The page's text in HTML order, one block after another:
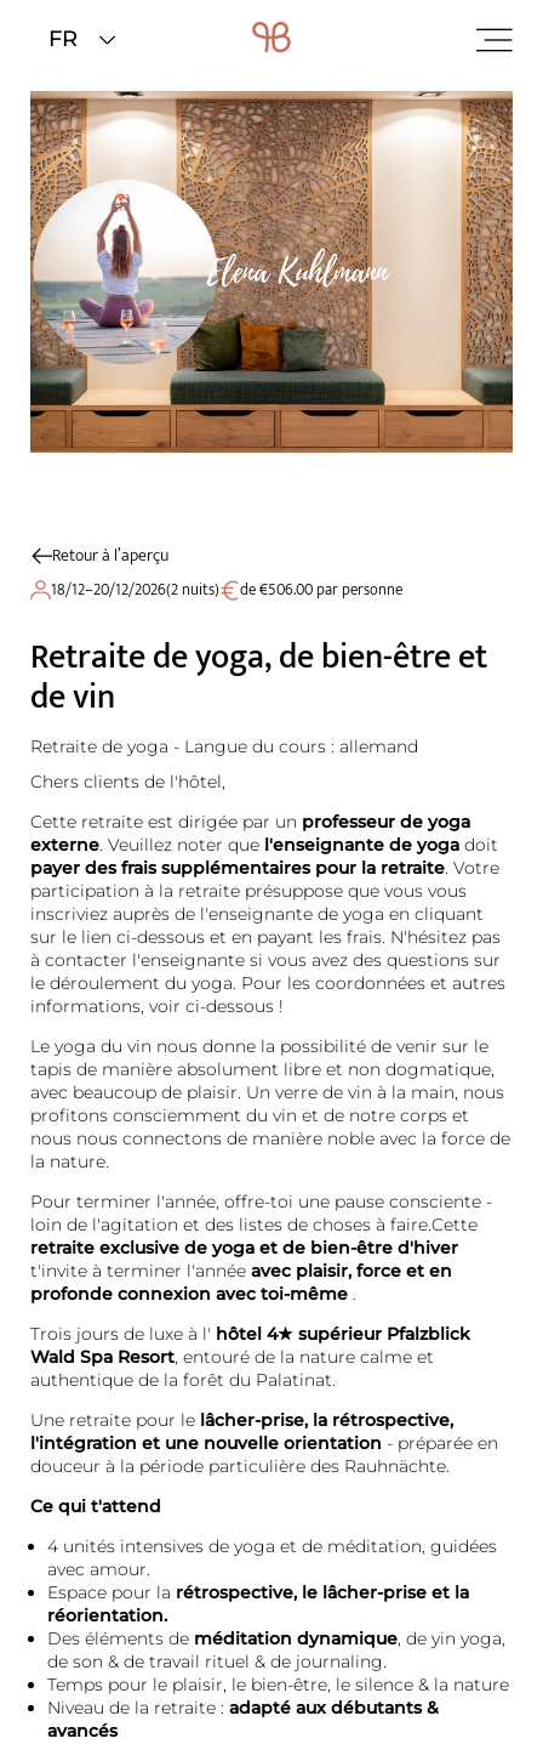
Home Chambres et tarifs >Offres
Retour à l’aperçu
18/12–20/12/2026(2 nuits) de €506.00 par personne
Retraite de yoga, de bien-être et
de vin
Retraite de yoga - Langue du cours : allemand
Chers clients de l'hôtel,
Cette retraite est dirigée par un professeur de yoga
externe. Veuillez noter que l'enseignante de yoga doit
payer des frais supplémentaires pour la retraite. Votre
participation à la retraite présuppose que vous vous
inscriviez auprès de l'enseignante de yoga en cliquant
sur le lien ci-dessous et en payant les frais. N'hésitez pas
à contacter l'enseignante si vous avez des questions sur
le déroulement du yoga. Pour les coordonnées et autres
informations, voir ci-dessous !
Le yoga du vin nous donne la possibilité de venir sur le
tapis de manière absolument libre et non dogmatique,
avec beaucoup de plaisir. Un verre de vin à la main, nous
profitons consciemment du vin et de notre corps et
nous nous connectons de manière noble avec la force de
la nature.
Pour terminer l'année, offre-toi une pause consciente -
loin de l'agitation et des listes de choses à faire.Cette
retraite exclusive de yoga et de bien-être d'hiver
t'invite à terminer l'année avec plaisir, force et en
profonde connexion avec toi-même .
Trois jours de luxe à l' hôtel 4★ supérieur Pfalzblick
Wald Spa Resort, entouré de la nature calme et
authentique de la forêt du Palatinat.
Une retraite pour le lâcher-prise, la rétrospective,
l'intégration et une nouvelle orientation - préparée en
douceur à la période particulière des Rauhnächte.
Ce qui t'attend
4 unités intensives de yoga et de méditation, guidées
avec amour.
Espace pour la rétrospective, le lâcher-prise et la
réorientation.
Des éléments de méditation dynamique, de yin yoga,
de son & de travail rituel & de journaling.
Temps pour le plaisir, le bien-être, le silence & la nature
Niveau de la retraite : adapté aux débutants &
avancés